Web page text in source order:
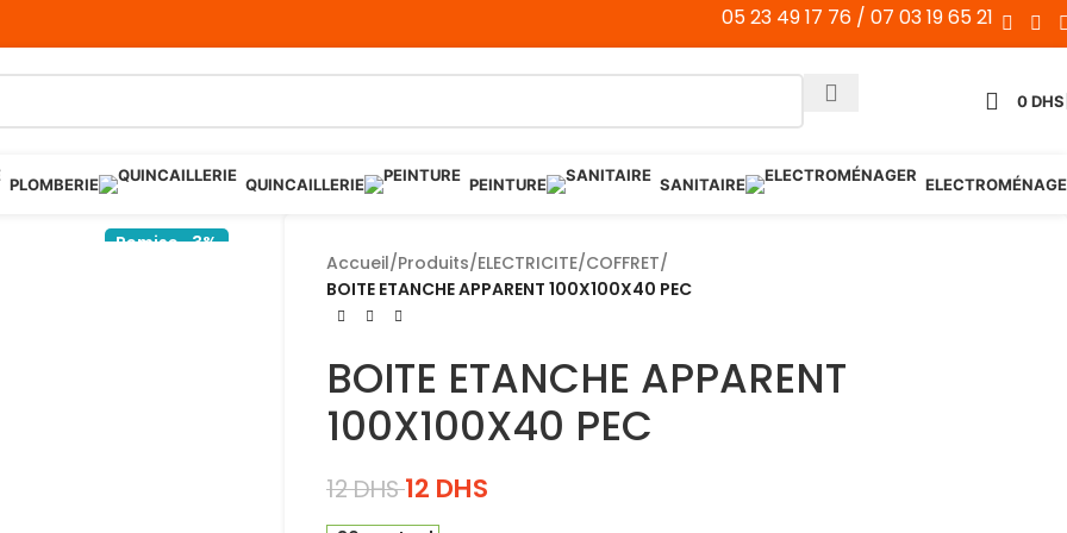
05 23 49 17 76 / 07 03 19 65 21
0DHS
PLOMBERIE QUINCAILLERIE PEINTURE SANITAIRE
Remise -3%
Accueil/Produits/ELECTRICITE/COFFRET/
BOITE ETANCHE APPARENT 100X100X40 PEC
BOITE ETANCHE APPARENT
100X100X40 PEC
12DHS 12 DHS